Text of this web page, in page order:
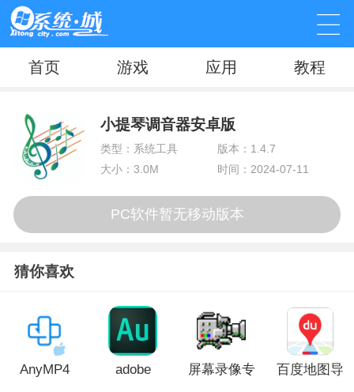
首页 游戏 应用 教程
小提琴调音器安卓版
类型：系统工具
版本：1.4.7
大小：3.0M
时间：2024-07-11
PC软件暂无移动版本
猜你喜欢
AnyMP4
adobe
屏幕录像专
百度地图导